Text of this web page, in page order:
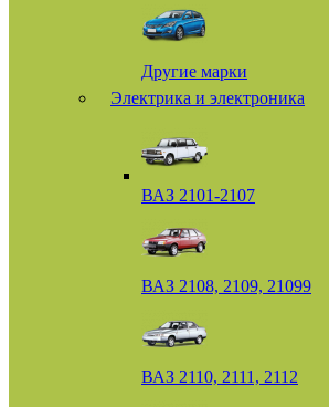
Другие марки
Электрика и электроника
ВАЗ 2101-2107
ВАЗ 2108, 2109, 21099
ВАЗ 2110, 2111, 2112